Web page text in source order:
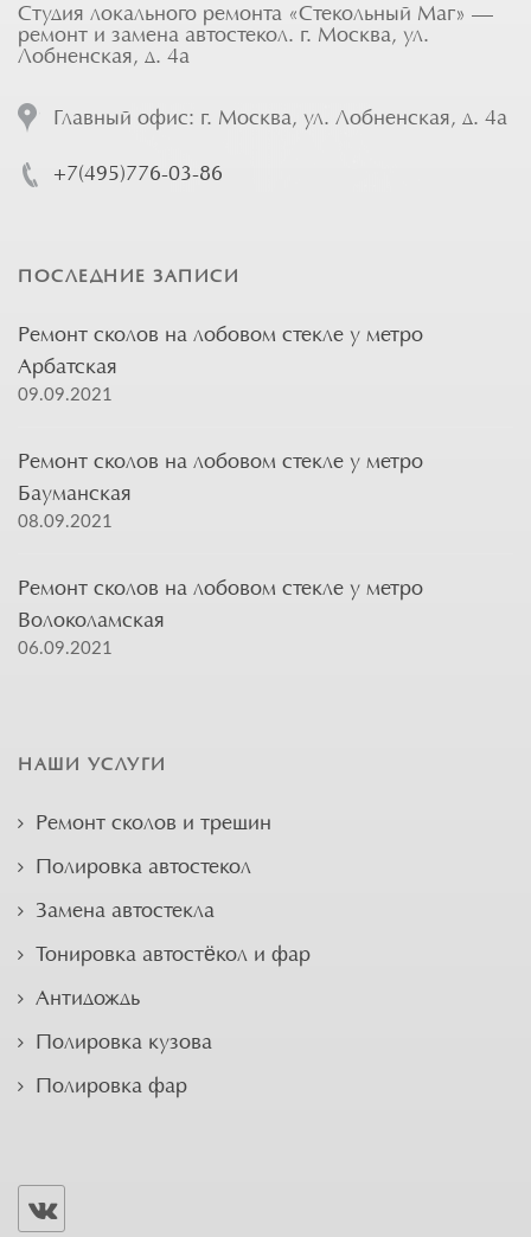
Студия локального ремонта «Стекольный Маг» —
ремонт и замена автостекол. г. Москва, ул.
Лобненская, д. 4а
Главный офис: г. Москва, ул. Лобненская, д. 4а
+7(495)776-03-86
ПОСЛЕДНИЕ ЗАПИСИ
Ремонт сколов на лобовом стекле у метро
Арбатская
09.09.2021
Ремонт сколов на лобовом стекле у метро
Бауманская
08.09.2021
Ремонт сколов на лобовом стекле у метро
Волоколамская
06.09.2021
НАШИ УСЛУГИ
Ремонт сколов и трещин
Полировка автостекол
Замена автостекла
Тонировка автостёкол и фар
Антидождь
Полировка кузова
Полировка фар